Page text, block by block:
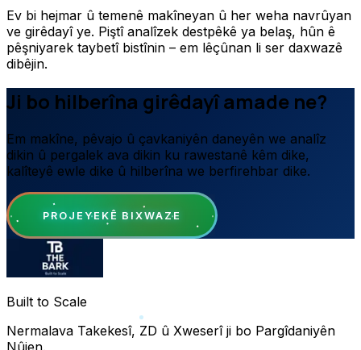
Ev bi hejmar û temenê makîneyan û her weha navrûyan
ve girêdayî ye. Piştî analîzek destpêkê ya belaş, hûn ê
pêşniyarek taybetî bistînin – em lêçûnan li ser daxwazê
dibêjin.
Ji bo hilberîna girêdayî amade ne?
Em makîne, pêvajo û çavkaniyên daneyên we analîz
dikin û pergalek ava dikin ku rawestanê kêm dike,
kalîteyê ewle dike û hilberîna we berfirehbar dike.
PROJEYEKÊ BIXWAZE
Built to Scale
Nermalava Takekesî, ZD û Xweserî ji bo Pargîdaniyên